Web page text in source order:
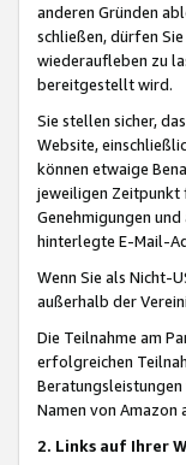
anderen Gründen
schließen, dürfen
wiederaufleben zu
bereitgestellt wird.
Sie stellen sicher,
Website,
können etwaige
jeweiligen Zeitpunkt
Genehmigungen
hinterlegte E-Mail-
Wenn Sie als Nicht-
außerhalb der
Die Teilnahme am
erfolgreichen
Namen von Amazon
2. Links auf Ihrer